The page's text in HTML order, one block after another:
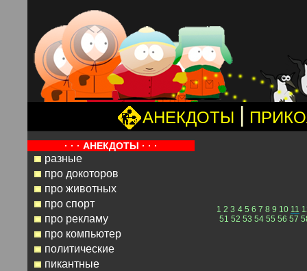
АНЕКДОТЫ |
· · · АНЕКДОТЫ · · ·
разные
про докоторов
про животных
про спорт
про рекламу
про компьютер
политические
пикантные
1 2 3 4 5 6 7 8 9 10 11
51 52 53 54 55 56 57